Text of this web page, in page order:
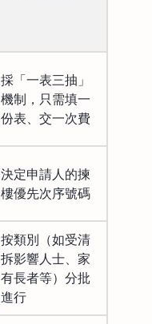
採「一表三抽」
機制，只需填一
份表、交一次費
決定申請人的揀
樓優先次序號碼
按類別（如受清
拆影響人士、家
有長者等）分批
進行